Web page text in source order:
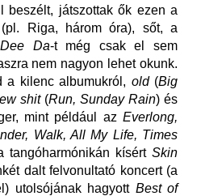
beszélt, játszottak ők ezen a
Riga, három óra), sőt, a
Da-t még csak el sem
nem nagyon lehet okunk.
a kilenc albumukról, old(Big
shit(Run, Sunday Rain) és
mint például az Everlong,
Walk, All My Life, Times
tangóharmónikán kísértSkin
dalt felvonultató koncert (a
utolsójának hagyott Best of